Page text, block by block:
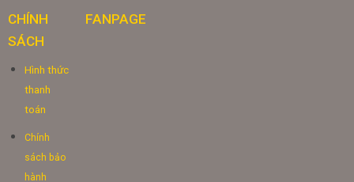
CHÍNH
SÁCH
Hình thức
thanh
toán
Chính
sách bảo
hành
FANPAGE